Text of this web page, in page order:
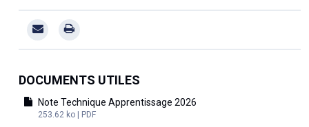
DOCUMENTS UTILES
Note Technique Apprentissage 2026
253.62 ko | PDF